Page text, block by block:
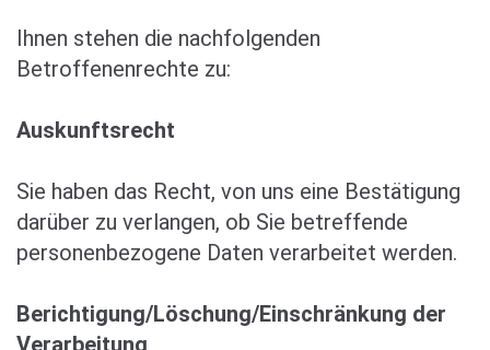
Ihnen stehen die nachfolgenden
Betroffenenrechte zu:
Auskunftsrecht
Sie haben das Recht, von uns eine Bestätigung
darüber zu verlangen, ob Sie betreffende
personenbezogene Daten verarbeitet werden.
Berichtigung/Löschung/Einschränkung der
Verarbeitung